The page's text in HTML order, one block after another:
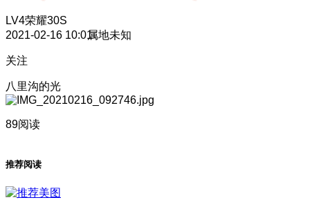
LV4荣耀30S
2021-02-16 10:01属地未知
关注
八里沟的光
89阅读
推荐阅读